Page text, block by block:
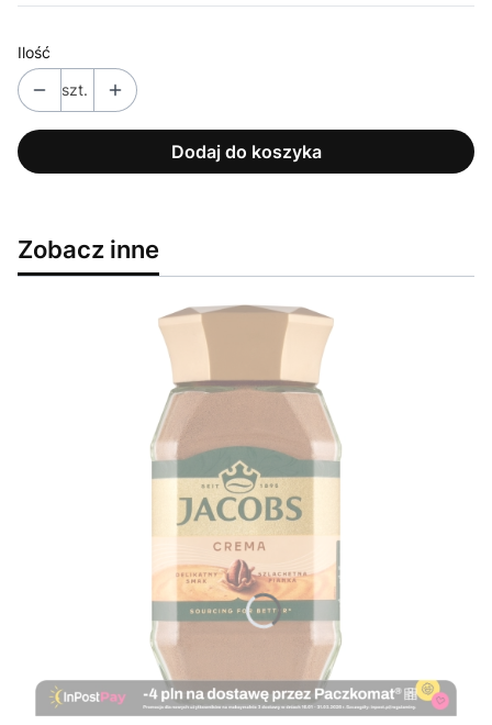
Ilość
szt.
Dodaj do koszyka
Zobacz inne